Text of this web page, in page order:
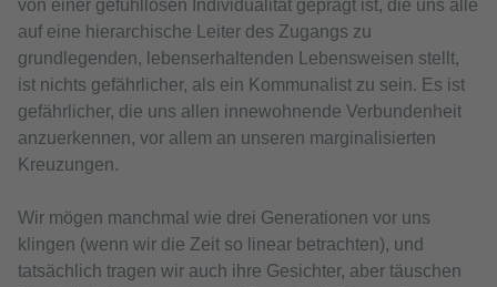
von einer gefühllosen Individualität geprägt ist, die uns alle
auf eine hierarchische Leiter des Zugangs zu
grundlegenden, lebenserhaltenden Lebensweisen stellt,
ist nichts gefährlicher, als ein Kommunalist zu sein. Es ist
gefährlicher, die uns allen innewohnende Verbundenheit
anzuerkennen, vor allem an unseren marginalisierten
Kreuzungen.
Wir mögen manchmal wie drei Generationen vor uns
klingen (wenn wir die Zeit so linear betrachten), und
tatsächlich tragen wir auch ihre Gesichter, aber täuschen